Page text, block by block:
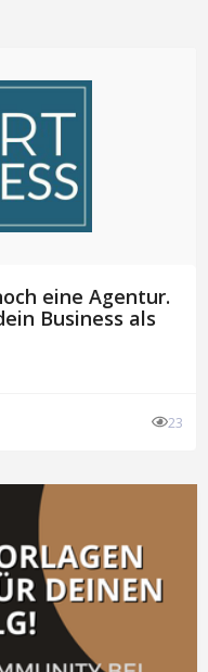
eine Agentur.
Business als
23